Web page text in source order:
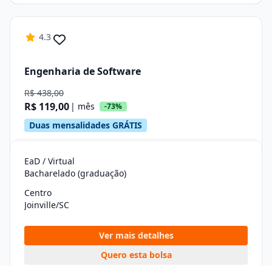
4.3
Engenharia de Software
R$ 438,00
R$ 119,00 | mês -73%
Duas mensalidades GRÁTIS
EaD / Virtual
Bacharelado (graduação)
Centro
Joinville/SC
Ver mais detalhes
Quero esta bolsa